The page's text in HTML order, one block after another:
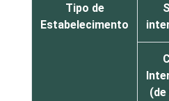
Tipo de
Estabelecimento
(de